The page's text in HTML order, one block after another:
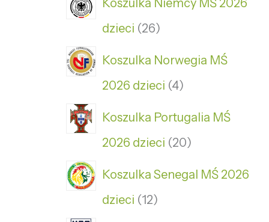
Koszulka Niemcy MŚ 2026
dzieci 26
Koszulka Norwegia MŚ
2026 dzieci 4
Koszulka Portugalia MŚ
2026 dzieci 20
Koszulka Senegal MŚ 2026
dzieci 12